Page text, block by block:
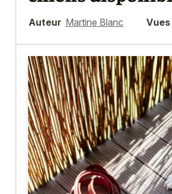
Auteur Martine Blanc Vues